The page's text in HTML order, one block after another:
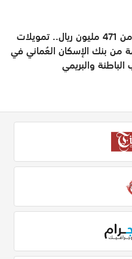
أكثر من 471 مليون ريال.. تمويلات
من بنك الإسكان العُماني في
والبريمي